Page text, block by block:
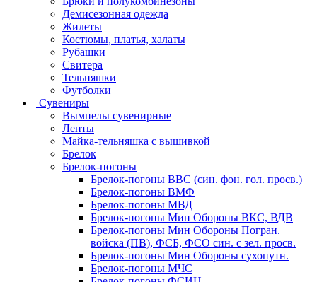
Демисезонная одежда
Жилеты
Костюмы, платья, халаты
Рубашки
Свитера
Тельняшки
Футболки
Сувениры
Вымпелы сувенирные
Ленты
Майка-тельняшка с вышивкой
Брелок
Брелок-погоны
Брелок-погоны ВВС (син. фон. гол. просв.)
Брелок-погоны ВМФ
Брелок-погоны МВД
Брелок-погоны Мин Обороны ВКС, ВДВ
Брелок-погоны Мин Обороны Погран.
войска (ПВ), ФСБ, ФСО син. с зел. просв.
Брелок-погоны Мин Обороны сухопутн.
Брелок-погоны МЧС